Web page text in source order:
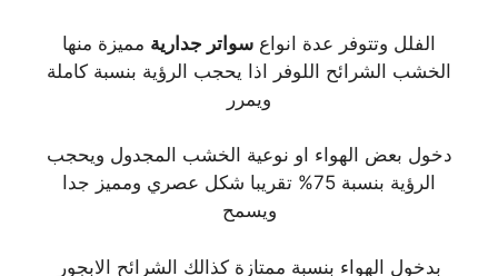
الفلل وتتوفر عدة انواع سواتر جدارية مميزة منها
الخشب الشرائح اللوفر اذا يحجب الرؤية بنسبة كاملة
ويمرر
دخول بعض الهواء او نوعية الخشب المجدول ويحجب
الرؤية بنسبة 75% تقريبا شكل عصري ومميز جدا
ويسمح
بدخول الهواء بنسبة ممتازة كذالك الشرائح الابجور